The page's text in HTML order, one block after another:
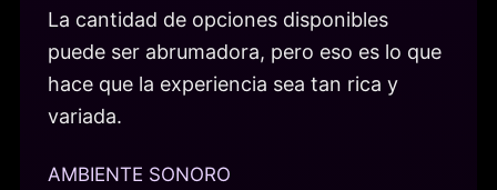
La cantidad de opciones disponibles
puede ser abrumadora, pero eso es lo que
hace que la experiencia sea tan rica y
variada.
AMBIENTE SONORO